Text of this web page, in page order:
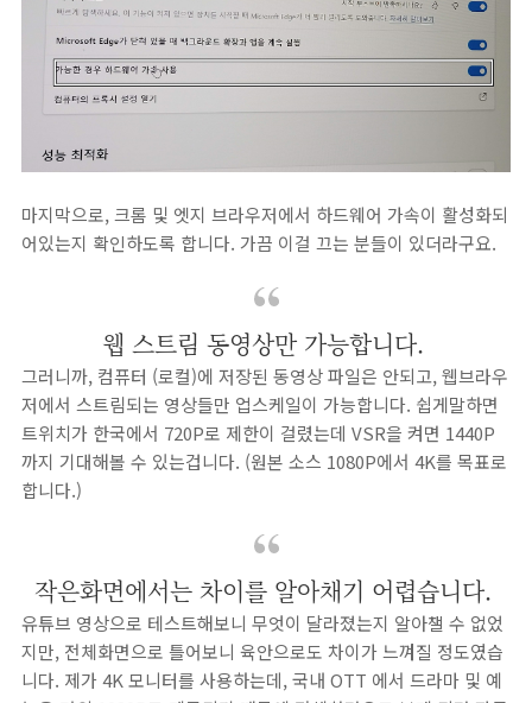
마지막으로, 크롬 및 엣지 브라우저에서 하드웨어 가속이 활성화되
어있는지 확인하도록 합니다. 가끔 이걸 끄는 분들이 있더라구요.
웹 스트림 동영상만 가능합니다.
그러니까, 컴퓨터 (로컬)에 저장된 동영상 파일은 안되고, 웹브라우
저에서 스트림되는 영상들만 업스케일이 가능합니다. 쉽게말하면
트위치가 한국에서 720P로 제한이 걸렸는데 VSR을 켜면 1440P
까지 기대해볼 수 있는겁니다. (원본 소스 1080P에서 4K를 목표로
합니다.)
작은화면에서는 차이를 알아채기 어렵습니다.
유튜브 영상으로 테스트해보니 무엇이 달라졌는지 알아챌 수 없었
지만, 전체화면으로 틀어보니 육안으로도 차이가 느껴질 정도였습
니다. 제가 4K 모니터를 사용하는데, 국내 OTT 에서 드라마 및 예